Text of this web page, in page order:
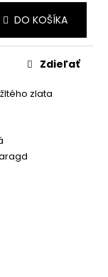
DO KOŠÍKA
zlata
Zdieľať